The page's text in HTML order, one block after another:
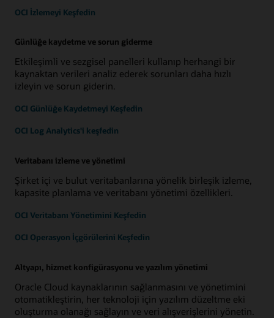
OCI İzlemeyi Keşfedin
Günlüğe kaydetme ve sorun giderme
Etkileşimli ve sezgisel panelleri kullanıp herhangi bir
kaynaktan verileri analiz ederek sorunları daha hızlı
izleyin ve sorun giderin.
OCI Günlüğe Kaydetmeyi Keşfedin
OCI Log Analytics'i keşfedin
Veritabanı izleme ve yönetimi
Şirket içi ve bulut veritabanlarına yönelik birleşik izleme,
kapasite planlama ve veritabanı yönetimi özellikleri.
OCI Veritabanı Yönetimini Keşfedin
OCI Operasyon İçgörülerini Keşfedin
Altyapı, hizmet konfigürasyonu ve yazılım yönetimi
Oracle Cloud kaynaklarının sağlanmasını ve yönetimini
otomatikleştirin, her teknoloji için yazılım düzeltme eki
oluşturma olanağı sağlayın ve veri alışverişlerini yönetin.